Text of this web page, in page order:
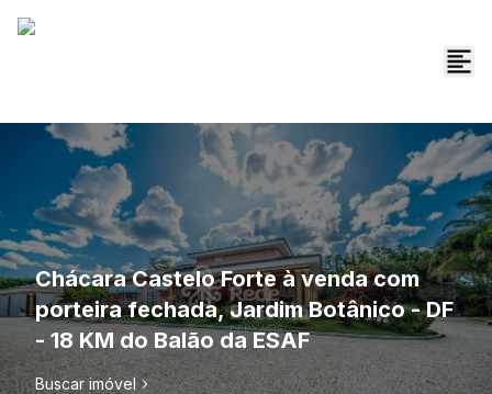
Chácara Castelo Forte à venda com
porteira fechada, Jardim Botânico - DF
- 18 KM do Balão da ESAF
Buscar imóvel